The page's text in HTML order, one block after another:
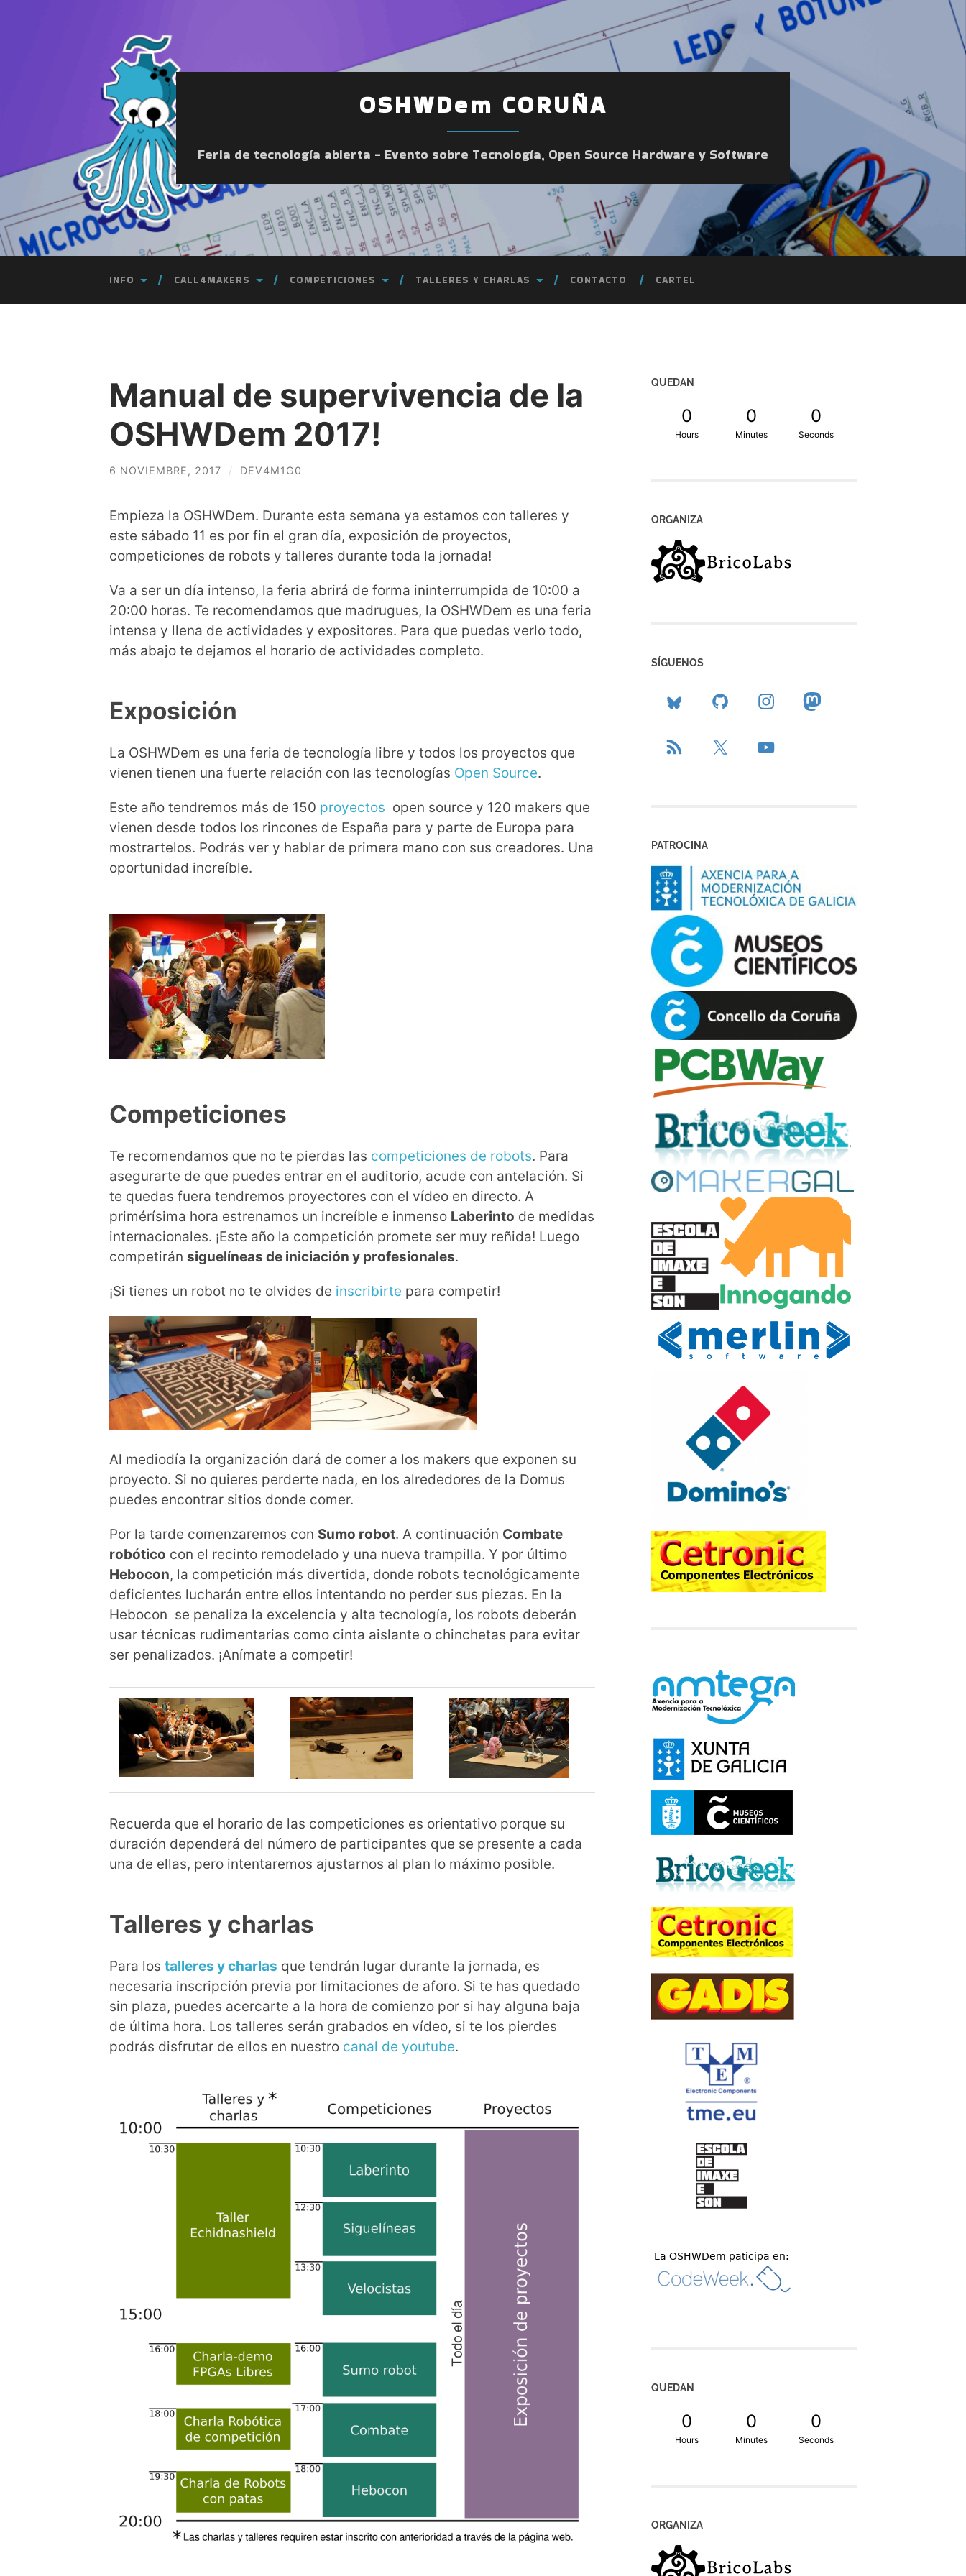
OSHWDem CORUÑA
Feria de tecnología abierta - Evento sobre Tecnología, Open Source Hardware y Software
INFO CALL4MAKERS COMPETICIONES TALLERES Y CHARLAS CONTACTO CARTEL
Manual de supervivencia de la
OSHWDem 2017!
6 NOVIEMBRE, 2017 / DEV4M1G0
Empieza la OSHWDem. Durante esta semana ya estamos con talleres y
este sábado 11 es por fin el gran día, exposición de proyectos,
competiciones de robots y talleres durante toda la jornada!
Va a ser un día intenso, la feria abrirá de forma ininterrumpida de 10:00 a
20:00 horas. Te recomendamos que madrugues, la OSHWDem es una feria
intensa y llena de actividades y expositores. Para que puedas verlo todo,
más abajo te dejamos el horario de actividades completo.
Exposición
La OSHWDem es una feria de tecnología libre y todos los proyectos que
vienen tienen una fuerte relación con las tecnologías Open Source.
Este año tendremos más de 150 proyectos open source y 120 makers que
vienen desde todos los rincones de España para y parte de Europa para
mostrartelos. Podrás ver y hablar de primera mano con sus creadores. Una
oportunidad increíble.
Competiciones
Te recomendamos que no te pierdas las competiciones de robots. Para
asegurarte de que puedes entrar en el auditorio, acude con antelación. Si
te quedas fuera tendremos proyectores con el vídeo en directo. A
primérísima hora estrenamos un increíble e inmenso Laberinto de medidas
internacionales. ¡Este año la competición promete ser muy reñida! Luego
competirán siguelíneas de iniciación y profesionales.
¡Si tienes un robot no te olvides de inscribirte para competir!
Al mediodía la organización dará de comer a los makers que exponen su
proyecto. Si no quieres perderte nada, en los alrededores de la Domus
puedes encontrar sitios donde comer.
Por la tarde comenzaremos con Sumo robot. A continuación Combate
robótico con el recinto remodelado y una nueva trampilla. Y por último
Hebocon, la competición más divertida, donde robots tecnológicamente
deficientes lucharán entre ellos intentando no perder sus piezas. En la
Hebocon se penaliza la excelencia y alta tecnología, los robots deberán
usar técnicas rudimentarias como cinta aislante o chinchetas para evitar
ser penalizados. ¡Anímate a competir!
Recuerda que el horario de las competiciones es orientativo porque su
duración dependerá del número de participantes que se presente a cada
una de ellas, pero intentaremos ajustarnos al plan lo máximo posible.
Talleres y charlas
Para los talleres y charlas que tendrán lugar durante la jornada, es
necesaria inscripción previa por limitaciones de aforo. Si te has quedado
sin plaza, puedes acercarte a la hora de comienzo por si hay alguna baja
de última hora. Los talleres serán grabados en vídeo, si te los pierdes
podrás disfrutar de ellos en nuestro canal de youtube.
QUEDAN
0
Hours
0
Minutes
0
Seconds
ORGANIZA
SÍGUENOS
PATROCINA
QUEDAN
0
Hours
0
Minutes
0
Seconds
ORGANIZA